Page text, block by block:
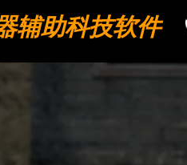
辅助科技软件